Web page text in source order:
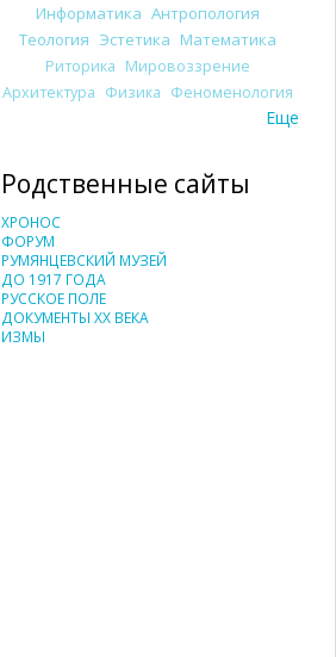
Информатика Антропология
Теология Эстетика Математика
Риторика Мировоззрение
Архитектура Физика Феноменология
Еще
Родственные сайты
ХРОНОС
ФОРУМ
РУМЯНЦЕВСКИЙ МУЗЕЙ
ДО 1917 ГОДА
РУССКОЕ ПОЛЕ
ДОКУМЕНТЫ XX ВЕКА
ИЗМЫ